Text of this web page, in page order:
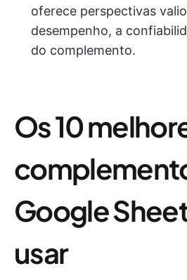
oferece perspectivas
desempenho, a
do complemento.
Os 10
Google
usar